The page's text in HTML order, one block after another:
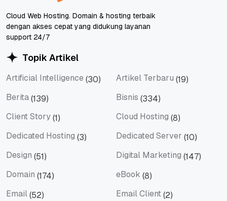
Cloud Web Hosting. Domain & hosting terbaik
dengan akses cepat yang didukung layanan
support 24/7
Topik Artikel
Artificial Intelligence (30) Artikel Terbaru (19)
Berita(139) Bisnis (334)
Client Story(1) Cloud Hosting (8)
Dedicated Hosting (3) Dedicated Server (10)
Design (51) Digital Marketing (147)
Domain (174) eBook (8)
Email(52) Email Client(2)